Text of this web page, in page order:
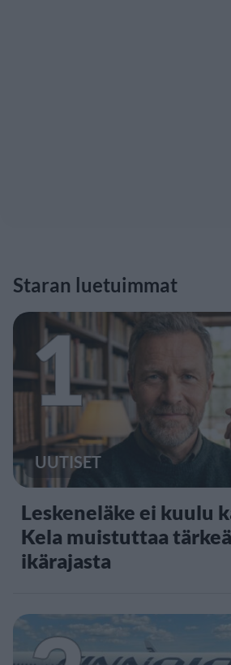
Staran luetuimmat
1
UUTISET
Leskeneläke ei kuulu
Kela muistuttaa
ikärajasta